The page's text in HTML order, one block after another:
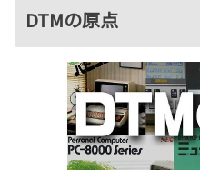
DTMの原点